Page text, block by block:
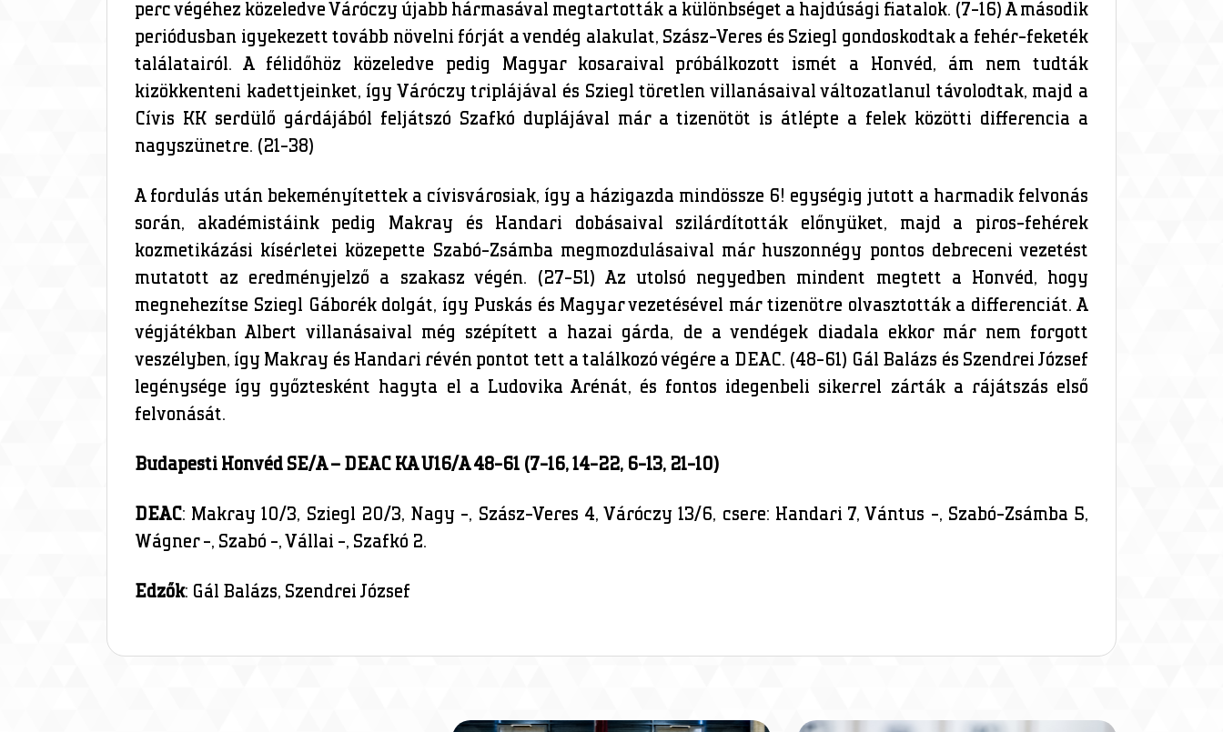
perc végéhez közeledve Váróczy újabb hármasával megtartották a különbséget a hajdúsági fiatalok. (7-16) A második
periódusban igyekezett tovább növelni fórját a vendég alakulat, Szász-Veres és Sziegl gondoskodtak a fehér-feketék
találatairól. A félidőhöz közeledve pedig Magyar kosaraival próbálkozott ismét a Honvéd, ám nem tudták
kizökkenteni kadettjeinket, így Váróczy triplájával és Sziegl töretlen villanásaival változatlanul távolodtak, majd a
Cívis KK serdülő gárdájából feljátszó Szafkó duplájával már a tizenötöt is átlépte a felek közötti differencia a
nagyszünetre. (21-38)
A fordulás után bekeményítettek a cívisvárosiak, így a házigazda mindössze 6! egységig jutott a harmadik felvonás
során, akadémistáink pedig Makray és Handari dobásaival szilárdították előnyüket, majd a piros-fehérek
kozmetikázási kísérletei közepette Szabó-Zsámba megmozdulásaival már huszonnégy pontos debreceni vezetést
mutatott az eredményjelző a szakasz végén. (27-51) Az utolsó negyedben mindent megtett a Honvéd, hogy
megnehezítse Sziegl Gáborék dolgát, így Puskás és Magyar vezetésével már tizenötre olvasztották a differenciát. A
végjátékban Albert villanásaival még szépített a hazai gárda, de a vendégek diadala ekkor már nem forgott
veszélyben, így Makray és Handari révén pontot tett a találkozó végére a DEAC. (48-61) Gál Balázs és Szendrei József
legénysége így győztesként hagyta el a Ludovika Arénát, és fontos idegenbeli sikerrel zárták a rájátszás első
felvonását.
Budapesti Honvéd SE/A – DEAC KA U16/A 48-61 (7-16, 14-22, 6-13, 21-10)
DEAC: Makray 10/3, Sziegl 20/3, Nagy -, Szász-Veres 4, Váróczy 13/6, csere: Handari 7, Vántus -, Szabó-Zsámba 5,
Wágner -, Szabó -, Vállai -, Szafkó 2.
Edzők: Gál Balázs, Szendrei József